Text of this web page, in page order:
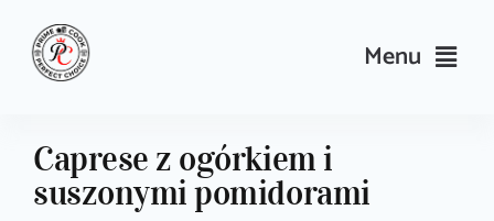
content
Menu
Przepisy
Kulinarne triki i porady
Caprese z ogórkiem i
suszonymi pomidorami